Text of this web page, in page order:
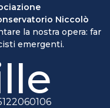
Niccolò
la nostra opera: far
emergenti.